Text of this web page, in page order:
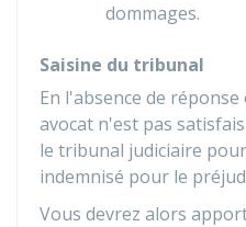
dommages.
Saisine du tribunal
En l'absence de
avocat n'est pas
le tribunal judiciaire
indemnisé pour le
Vous devrez alors